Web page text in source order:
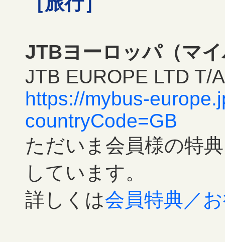
JTBヨーロッパ（マ
JTB EUROPE LTD T/
https://mybus-
countryCode=GB
ただいま会員様の特
しています。
詳しくは会員特典／